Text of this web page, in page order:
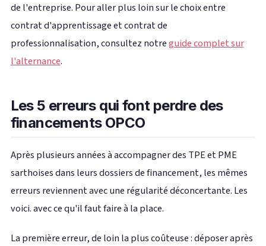
de l'entreprise. Pour aller plus loin sur le choix entre
contrat d'apprentissage et contrat de
professionnalisation, consultez notreguide complet sur
l'alternance.
Les 5 erreurs qui font perdre des
financements OPCO
Après plusieurs années à accompagner des TPE et PME
sarthoises dans leurs dossiers de financement, les mêmes
erreurs reviennent avec une régularité déconcertante. Les
voici. avec ce qu'il faut faire à la place.
La première erreur, de loin la plus coûteuse : déposer après